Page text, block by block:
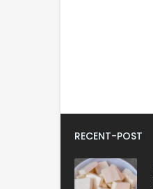
RECENT-POST